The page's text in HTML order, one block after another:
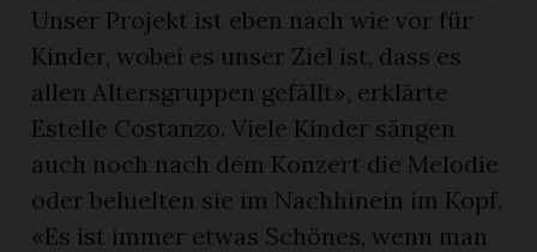
Unser Projekt ist eben nach wie vor für
Kinder, wobei es unser Ziel ist, dass es
allen Altersgruppen gefällt», erklärte
Estelle Costanzo. Viele Kinder sängen
auch noch nach dem Konzert die Melodie
oder behielten sie im Nachhinein im Kopf.
«Es ist immer etwas Schönes, wenn man